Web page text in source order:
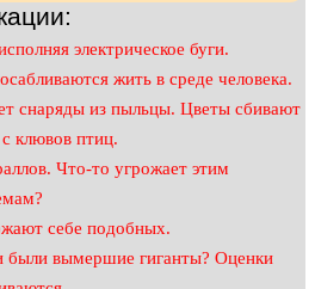
электрическое буги.
жить в среде человека.
снаряды из пыльцы. Цветы сбивают
клювов птиц.
Что-то угрожает этим
себе подобных.
были вымершие гиганты? Оценки